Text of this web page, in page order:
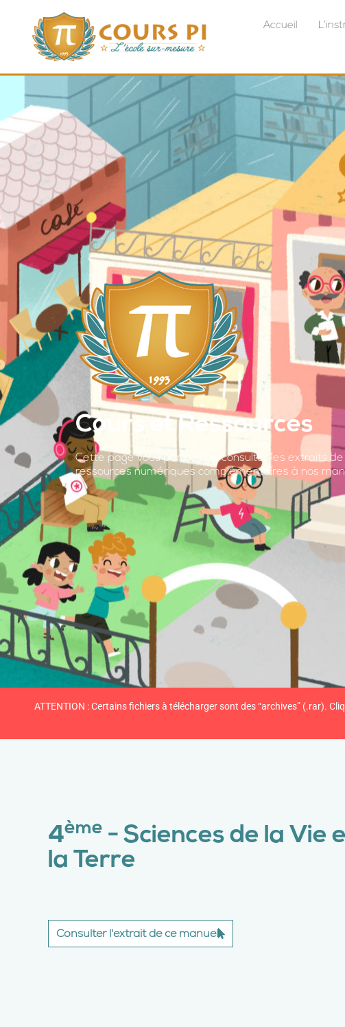
Accueil
Cours et Ressources
Cette page vous permet de consulter les extraits de
ressources numériques complémentaires à nos
ATTENTION : Certains fichiers à télécharger sont des “archives” (.rar).
4ème - Sciences de la Vie
la Terre
Consulter l'extrait de ce manuel